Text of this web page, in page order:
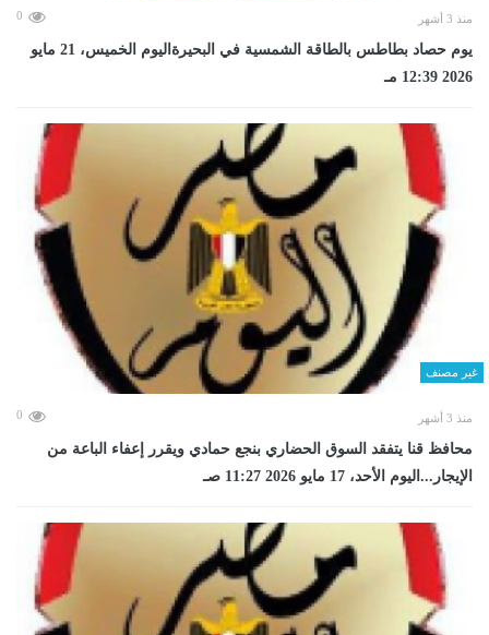
منذ 3 أشهر 0
يوم حصاد بطاطس بالطاقة الشمسية في البحيرةاليوم الخميس، 21 مايو
2026 12:39 مـ
غير مصنف
منذ 3 أشهر 0
محافظ قنا يتفقد السوق الحضاري بنجع حمادي ويقرر إعفاء الباعة من
الإيجار...اليوم الأحد، 17 مايو 2026 11:27 صـ